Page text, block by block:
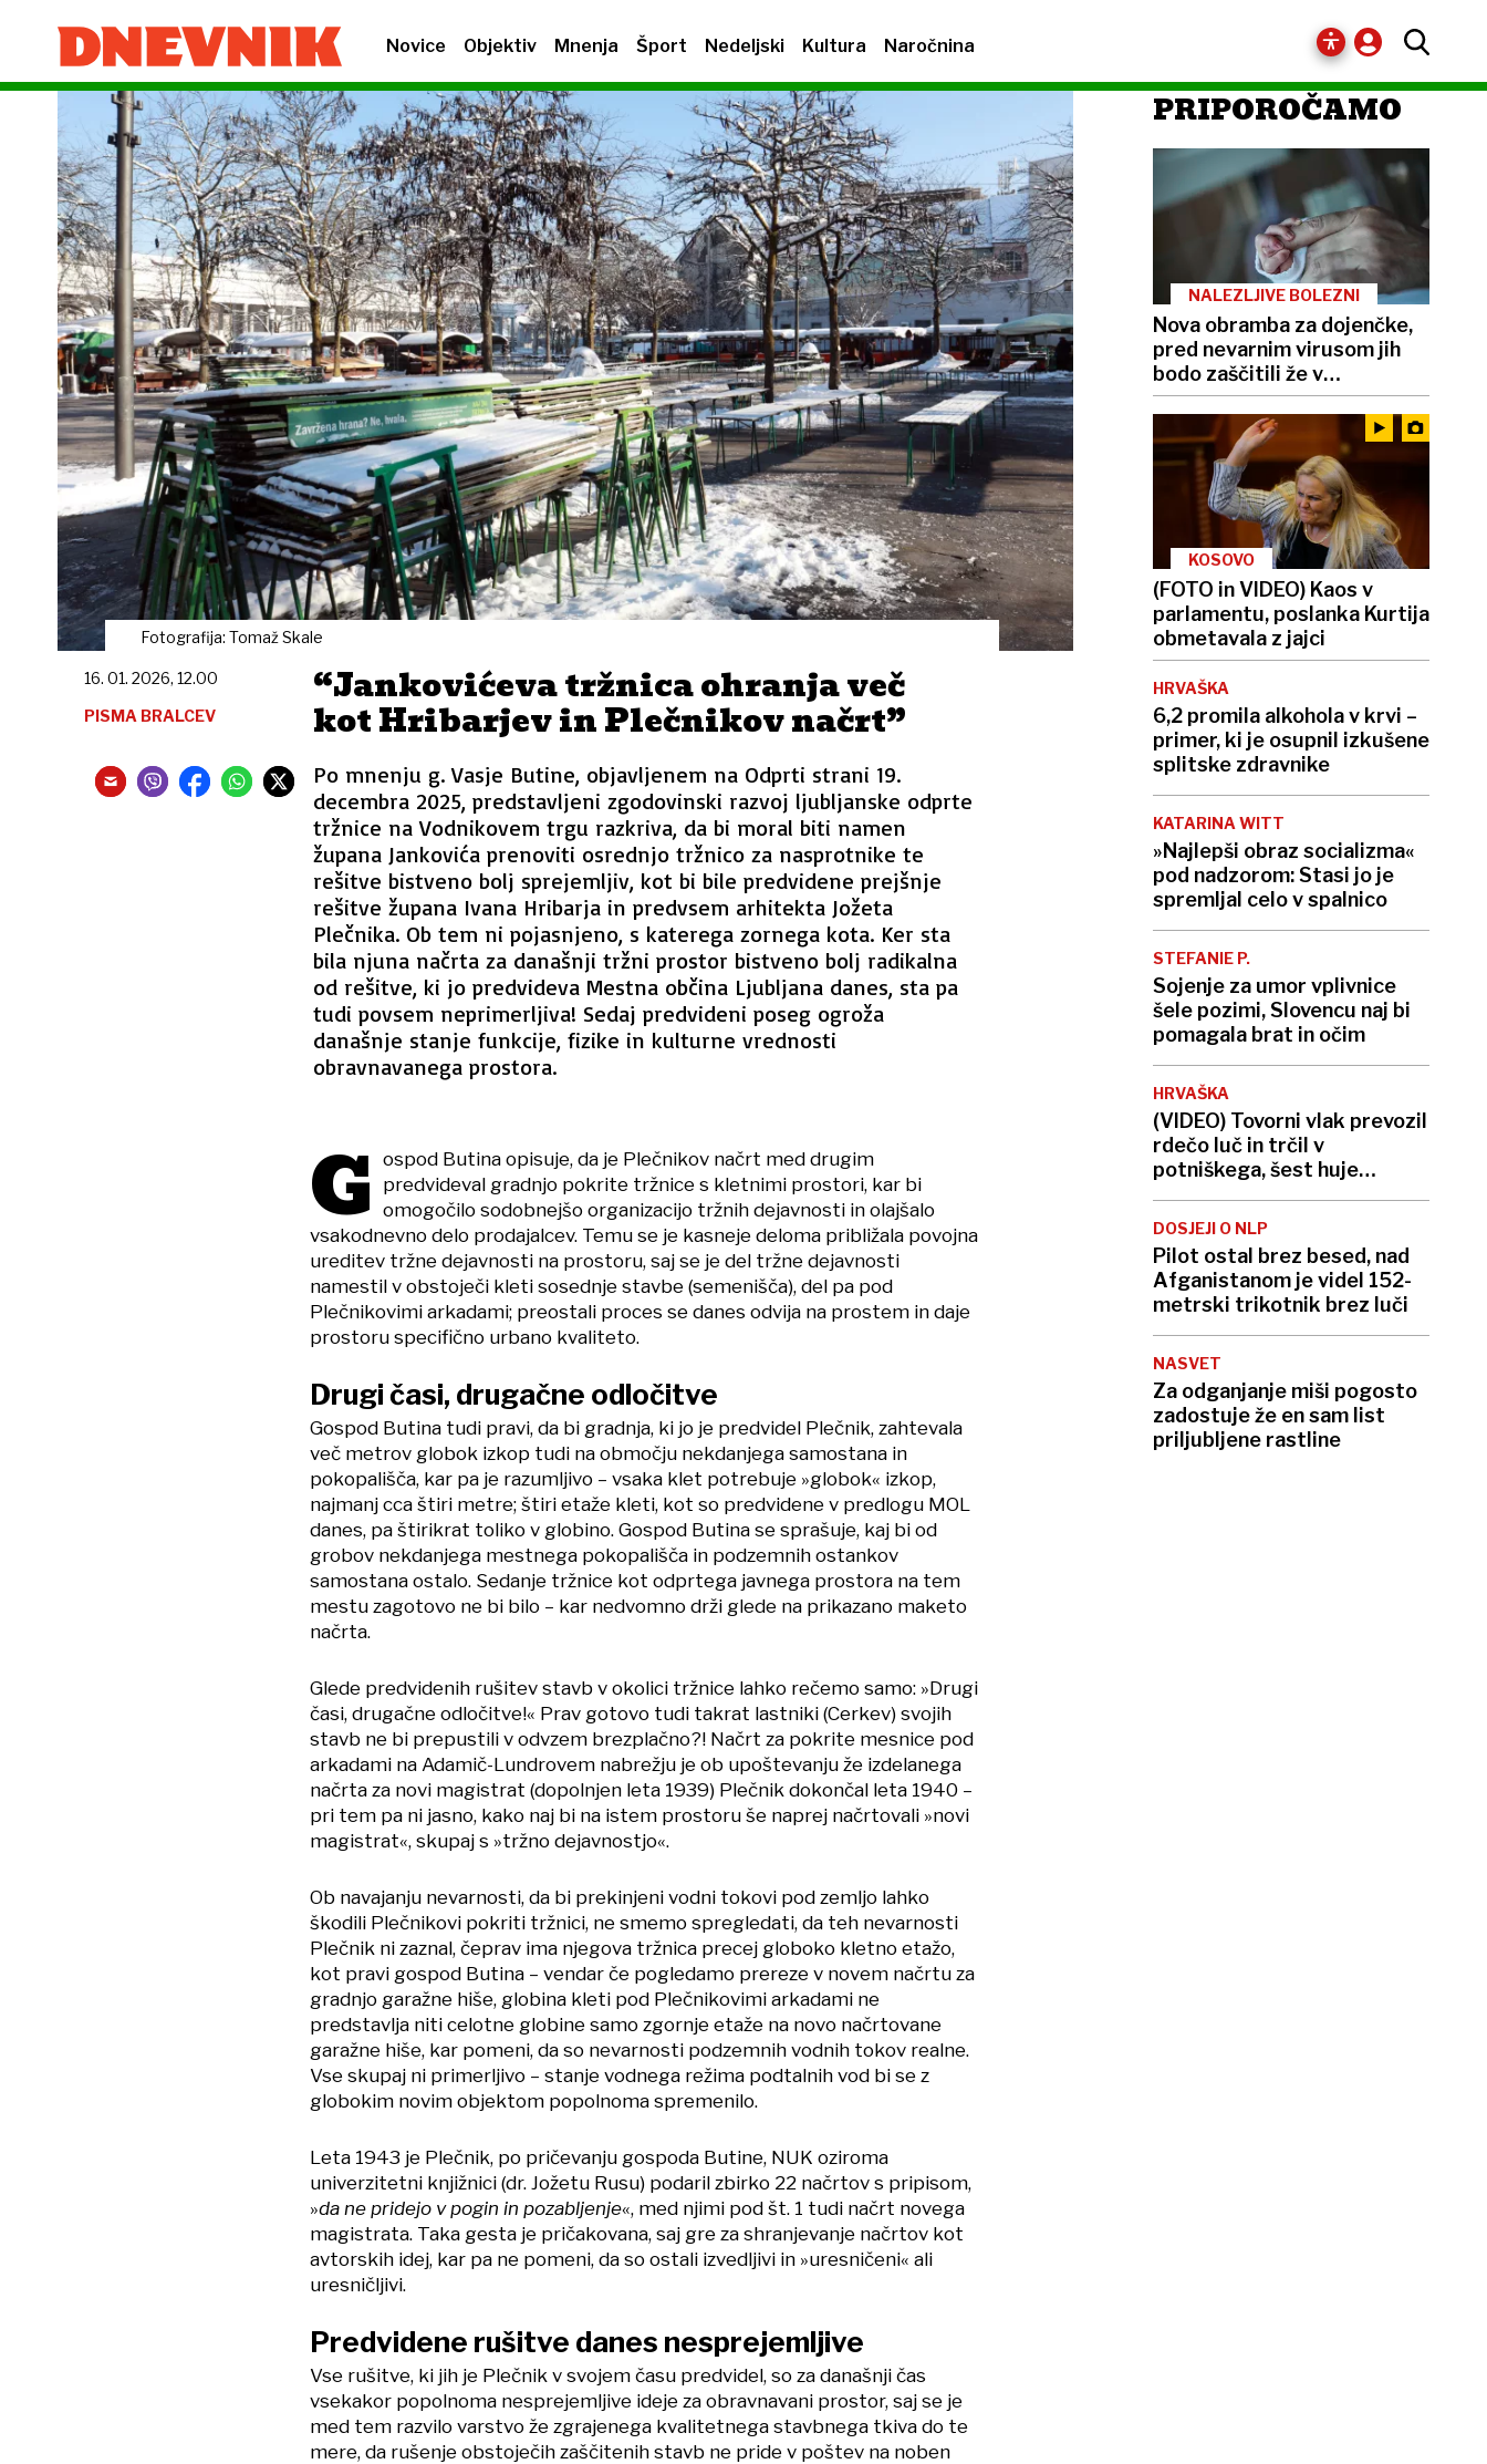
Novice Objektiv Mnenja Šport Nedeljski Kultura Naročnina
Fotografija: Tomaž Skale
“Jankovićeva tržnica ohranja več
kot Hribarjev in Plečnikov načrt”
Po mnenju g. Vasje Butine, objavljenem na Odprti strani 19.
decembra 2025, predstavljeni zgodovinski razvoj ljubljanske odprte
tržnice na Vodnikovem trgu razkriva, da bi moral biti namen
župana Jankovića prenoviti osrednjo tržnico za nasprotnike te
rešitve bistveno bolj sprejemljiv, kot bi bile predvidene prejšnje
rešitve župana Ivana Hribarja in predvsem arhitekta Jožeta
Plečnika. Ob tem ni pojasnjeno, s katerega zornega kota. Ker sta
bila njuna načrta za današnji tržni prostor bistveno bolj radikalna
od rešitve, ki jo predvideva Mestna občina Ljubljana danes, sta pa
tudi povsem neprimerljiva! Sedaj predvideni poseg ogroža
današnje stanje funkcije, fizike in kulturne vrednosti
obravnavanega prostora.
16. 01. 2026, 12.00
PISMA BRALCEV
G ospod Butina opisuje, da je Plečnikov načrt med drugim
predvideval gradnjo pokrite tržnice s kletnimi prostori, kar bi
omogočilo sodobnejšo organizacijo tržnih dejavnosti in olajšalo
vsakodnevno delo prodajalcev. Temu se je kasneje deloma približala povojna
ureditev tržne dejavnosti na prostoru, saj se je del tržne dejavnosti
namestil v obstoječi kleti sosednje stavbe (semenišča), del pa pod
Plečnikovimi arkadami; preostali proces se danes odvija na prostem in daje
prostoru specifično urbano kvaliteto.
Drugi časi, drugačne odločitve
Gospod Butina tudi pravi, da bi gradnja, ki jo je predvidel Plečnik, zahtevala
več metrov globok izkop tudi na območju nekdanjega samostana in
pokopališča, kar pa je razumljivo – vsaka klet potrebuje »globok« izkop,
najmanj cca štiri metre; štiri etaže kleti, kot so predvidene v predlogu MOL
danes, pa štirikrat toliko v globino. Gospod Butina se sprašuje, kaj bi od
grobov nekdanjega mestnega pokopališča in podzemnih ostankov
samostana ostalo. Sedanje tržnice kot odprtega javnega prostora na tem
mestu zagotovo ne bi bilo – kar nedvomno drži glede na prikazano maketo
načrta.
Glede predvidenih rušitev stavb v okolici tržnice lahko rečemo samo: »Drugi
časi, drugačne odločitve!« Prav gotovo tudi takrat lastniki (Cerkev) svojih
stavb ne bi prepustili v odvzem brezplačno?! Načrt za pokrite mesnice pod
arkadami na Adamič-Lundrovem nabrežju je ob upoštevanju že izdelanega
načrta za novi magistrat (dopolnjen leta 1939) Plečnik dokončal leta 1940 –
pri tem pa ni jasno, kako naj bi na istem prostoru še naprej načrtovali »novi
magistrat«, skupaj s »tržno dejavnostjo«.
Ob navajanju nevarnosti, da bi prekinjeni vodni tokovi pod zemljo lahko
škodili Plečnikovi pokriti tržnici, ne smemo spregledati, da teh nevarnosti
Plečnik ni zaznal, čeprav ima njegova tržnica precej globoko kletno etažo,
kot pravi gospod Butina – vendar če pogledamo prereze v novem načrtu za
gradnjo garažne hiše, globina kleti pod Plečnikovimi arkadami ne
predstavlja niti celotne globine samo zgornje etaže na novo načrtovane
garažne hiše, kar pomeni, da so nevarnosti podzemnih vodnih tokov realne.
Vse skupaj ni primerljivo – stanje vodnega režima podtalnih vod bi se z
globokim novim objektom popolnoma spremenilo.
Leta 1943 je Plečnik, po pričevanju gospoda Butine, NUK oziroma
univerzitetni knjižnici (dr. Jožetu Rusu) podaril zbirko 22 načrtov s pripisom,
»da ne pridejo v pogin in pozabljenje«, med njimi pod št. 1 tudi načrt novega
magistrata. Taka gesta je pričakovana, saj gre za shranjevanje načrtov kot
avtorskih idej, kar pa ne pomeni, da so ostali izvedljivi in »uresničeni« ali
uresničljivi.
Predvidene rušitve danes nesprejemljive
Vse rušitve, ki jih je Plečnik v svojem času predvidel, so za današnji čas
vsekakor popolnoma nesprejemljive ideje za obravnavani prostor, saj se je
med tem razvilo varstvo že zgrajenega kvalitetnega stavbnega tkiva do te
mere, da rušenje obstoječih zaščitenih stavb ne pride v poštev na noben
PRIPOROČAMO
NALEZLJIVE BOLEZNI
Nova obramba za dojenčke,
pred nevarnim virusom jih
bodo zaščitili že v
porodnišnici
KOSOVO
(FOTO in VIDEO) Kaos v
parlamentu, poslanka Kurtija
obmetavala z jajci
HRVAŠKA
6,2 promila alkohola v krvi –
primer, ki je osupnil izkušene
splitske zdravnike
KATARINA WITT
»Najlepši obraz socializma«
pod nadzorom: Stasi jo je
spremljal celo v spalnico
STEFANIE P.
Sojenje za umor vplivnice
šele pozimi, Slovencu naj bi
pomagala brat in očim
HRVAŠKA
(VIDEO) Tovorni vlak prevozil
rdečo luč in trčil v
potniškega, šest huje
poškodovanih
DOSJEJI O NLP
Pilot ostal brez besed, nad
Afganistanom je videl 152-
metrski trikotnik brez luči
NASVET
Za odganjanje miši pogosto
zadostuje že en sam list
priljubljene rastline